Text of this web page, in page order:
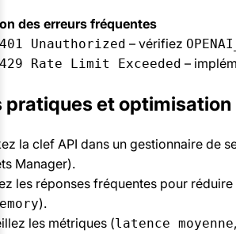
des erreurs fréquentes
401 Unauthorized – vérifiez
429 Rate Limit Exceeded –
pratiques et optimisation
la clef API dans un gestionnaire de
Manager).
les réponses fréquentes pour
).
les métriques (latence moyenne,